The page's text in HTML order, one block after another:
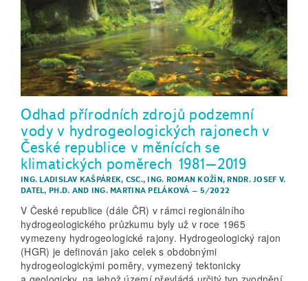
Odhad přírodních zdrojů podzemní
vody v hydrogeologických rajonech v
České republice v měnících se
klimatických poměrech 1981–2019
ING. LADISLAV KAŠPÁREK, CSC., ING. ROMAN KOŽÍN, RNDR. JOSEF V.
DATEL, PH.D. AND ING. MARTINA PELÁKOVÁ – 5/2022
V České republice (dále ČR) v rámci regionálního
hydrogeologického průzkumu byly už v roce 1965
vymezeny hydrogeologické rajony. Hydrogeologický rajon
(HGR) je definován jako celek s obdobnými
hydrogeologickými poměry, vymezený tektonicky